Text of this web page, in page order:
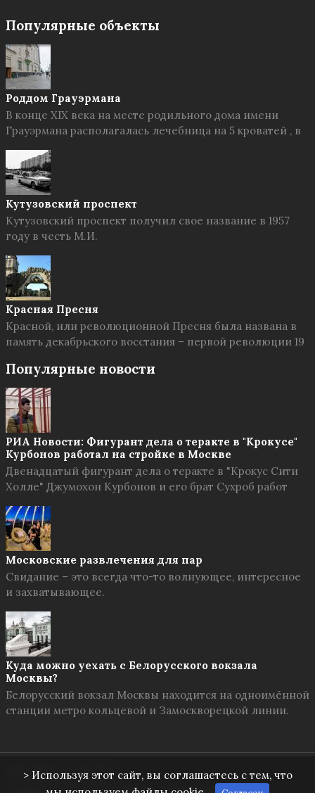
Популярные объекты
Роддом Грауэрмана
В конце XIX века на месте родильного дома имени
Грауэрмана располагалась лечебница на 5 кроватей , в
Кутузовский проспект
Кутузовский проспект получил свое название в 1957
году в честь М.И.
Красная Пресня
Красной, или революционной Пресня была названа в
память декабрьского восстания – первой революции 19
Популярные новости
РИА Новости: Фигурант дела о теракте в "Крокусе"
Курбонов работал на стройке в Москве
Двенадцатый фигурант дела о теракте в "Крокус Сити
Холле" Джумохон Курбонов и его брат Сухроб работ
Московские развлечения для пар
Свидание – это всегда что-то волнующее, интересное
и захватывающее.
Куда можно уехать с Белорусского вокзала
Москвы?
Белорусский вокзал Москвы находится на одноимённой
станции метро кольцевой и Замоскворецкой линии.
Твоя Москва © 2026
> Используя этот сайт, вы соглашаетесь с тем, что